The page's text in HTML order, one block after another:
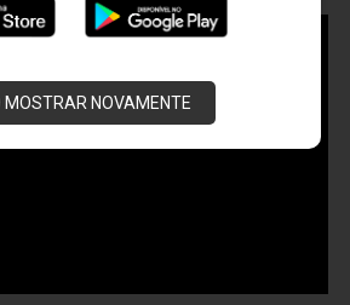
MOSTRAR NOVAMENTE